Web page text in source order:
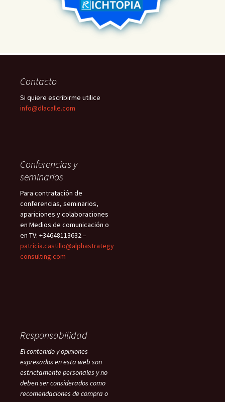
Contacto
Si quiere escribirme utilice
info@dlacalle.com
Conferencias y
seminarios
Para contratación de
conferencias, seminarios,
apariciones y colaboraciones
en Medios de comunicación o
en TV: +34648113632 –
patricia.castillo@alphastrategy
consulting.com
Responsabilidad
El contenido y opiniones
expresados en esta web son
estrictamente personales y no
deben ser considerados como
recomendaciones de compra o